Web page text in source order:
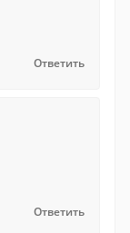
Ответить
Ответить